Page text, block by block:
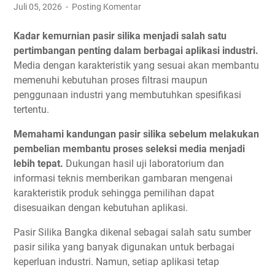
Juli 05, 2026 Posting Komentar
Kadar kemurnian pasir silika menjadi salah satu
pertimbangan penting dalam berbagai aplikasi industri.
Media dengan karakteristik yang sesuai akan membantu
memenuhi kebutuhan proses filtrasi maupun
penggunaan industri yang membutuhkan spesifikasi
tertentu.
Memahami kandungan pasir silika sebelum melakukan
pembelian membantu proses seleksi media menjadi
lebih tepat. Dukungan hasil uji laboratorium dan
informasi teknis memberikan gambaran mengenai
karakteristik produk sehingga pemilihan dapat
disesuaikan dengan kebutuhan aplikasi.
Pasir Silika Bangka dikenal sebagai salah satu sumber
pasir silika yang banyak digunakan untuk berbagai
keperluan industri. Namun, setiap aplikasi tetap